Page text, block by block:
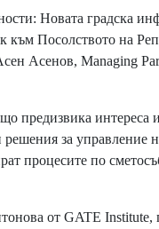
Новата градска
към Посолството на
Асенов, Managing
предизвика интереса
за управление
процесите по
от GATE Institute,